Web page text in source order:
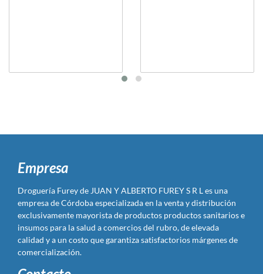
Empresa
Droguería Furey de JUAN Y ALBERTO FUREY S R L es una
empresa de Córdoba especializada en la venta y distribución
exclusivamente mayorista de productos productos sanitarios e
insumos para la salud a comercios del rubro, de elevada
calidad y a un costo que garantiza satisfactorios márgenes de
comercialización.